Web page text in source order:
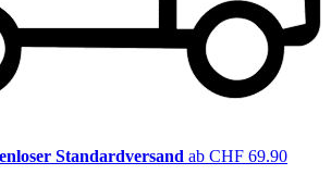
Standardversand ab CHF 69.90